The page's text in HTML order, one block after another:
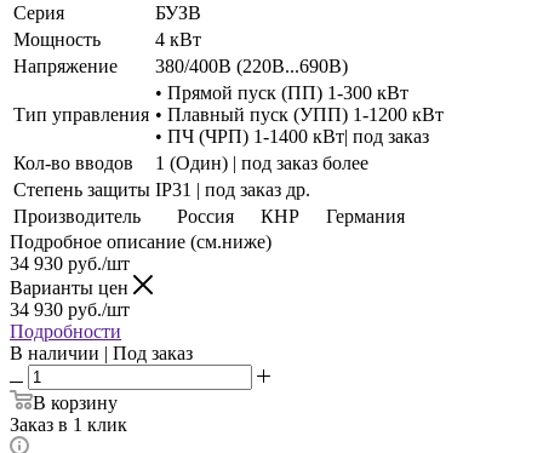
Серия
БУЗВ
Мощность
4 кВт
Напряжение
380/400В (220В...690В)
Тип управления
• Прямой пуск (ПП) 1-300 кВт
• Плавный пуск (УПП) 1-1200 кВт
• ПЧ (ЧРП) 1-1400 кВт| под заказ
Кол-во вводов
1 (Один) | под заказ более
Степень защиты IP31 | под заказ др.
Производитель
Россия КНР
Германия
Подробное описание (см.ниже)
34 930 руб./шт
Варианты цен
34 930 руб./шт
Подробности
В наличии | Под заказ
В корзину
Заказ в 1 клик